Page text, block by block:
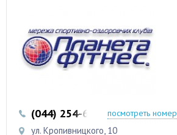
(044) 254-62-10посмотреть номер
ул. Кропивницкого, 10